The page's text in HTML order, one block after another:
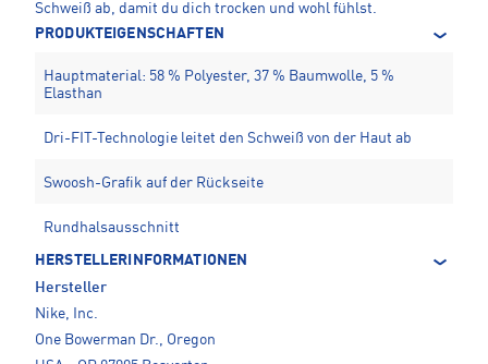
Schweiß ab, damit du dich trocken und wohl fühlst.
PRODUKTEIGENSCHAFTEN
Hauptmaterial: 58 % Polyester, 37 % Baumwolle, 5 %
Elasthan
Dri-FIT-Technologie leitet den Schweiß von der Haut ab
Swoosh-Grafik auf der Rückseite
Rundhalsausschnitt
HERSTELLERINFORMATIONEN
Hersteller
Nike, Inc.
One Bowerman Dr., Oregon